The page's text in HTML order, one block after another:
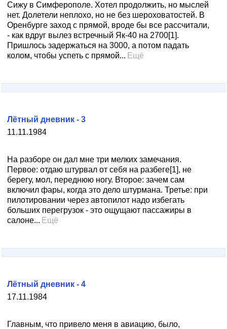
Сижу в Симферополе. Хотел продолжить, но мыслей
нет. Долетели неплохо, но не без шероховатостей. В
Оренбурге заход с прямой, вроде бы все рассчитали,
- как вдруг вылез встречный Як-40 на 2700[1].
Пришлось задержаться на 3000, а потом падать
колом, чтобы успеть с прямой... Ещё
11.11.1984
Лётный дневник - 3
На разборе он дал мне три мелких замечания.
Первое: отдаю штурвал от себя на разбеге[1], не
берегу, мол, переднюю ногу. Второе: зачем сам
включил фары, когда это дело штурмана. Третье: при
пилотировании через автопилот надо избегать
больших перегрузок - это ощущают пассажиры в
салоне... Ещё
17.11.1984
Лётный дневник - 4
Главным, что привело меня в авиацию, было,